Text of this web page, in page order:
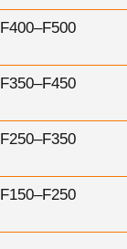
F400–F500
F350–F450
F250–F350
F150–F250